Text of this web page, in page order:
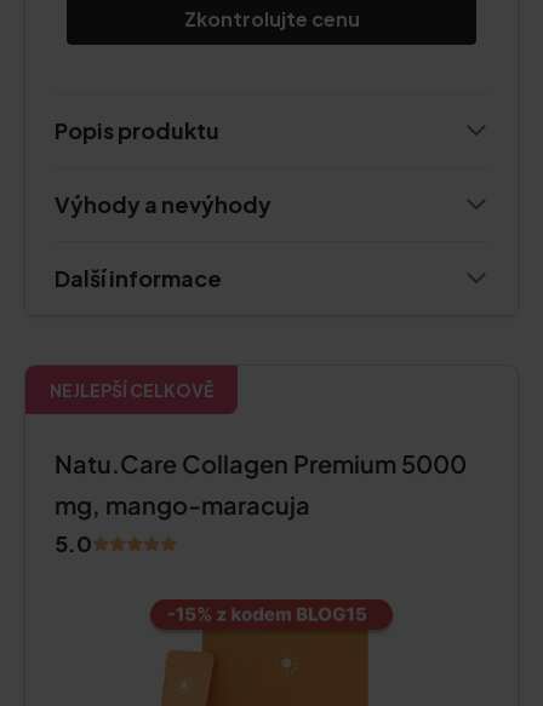
Zkontrolujte cenu
Popis produktu
Výhody a nevýhody
Další informace
NEJLEPŠÍ CELKOVĚ
Natu.Care Collagen Premium 5000
mg, mango-maracuja
5.0